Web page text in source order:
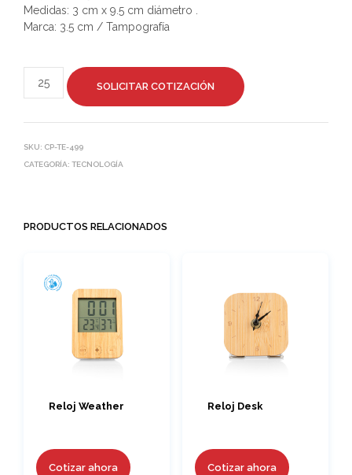
Medidas: 3 cm x 9.5 cm diámetro .
Marca: 3.5 cm / Tampografía
SOLICITAR COTIZACIÓN
SKU: CP-TE-499
CATEGORÍA: TECNOLOGÍA
PRODUCTOS RELACIONADOS
Reloj Weather
Cotizar ahora
Reloj Desk
Cotizar ahora